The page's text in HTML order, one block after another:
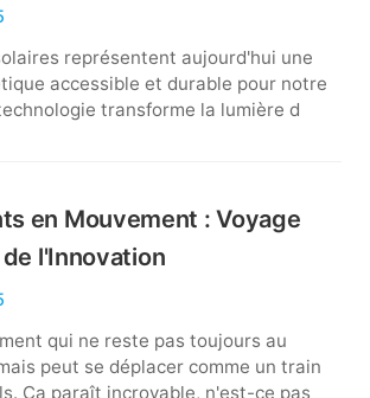
représentent aujourd'hui une
accessible et durable pour notre
transforme la lumière d
en Mouvement : Voyage
de l'Innovation
qui ne reste pas toujours au
peut se déplacer comme un train
Ça paraît incroyable, n'est-ce pas